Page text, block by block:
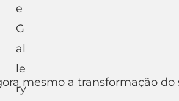
mesmo a transformação do